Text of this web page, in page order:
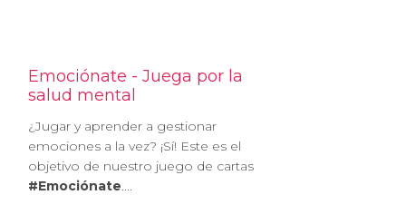
Emociónate - Juega por la
salud mental
¿Jugar y aprender a gestionar
emociones a la vez? ¡Sí! Este es el
objetivo de nuestro juego de cartas
#Emociónate....